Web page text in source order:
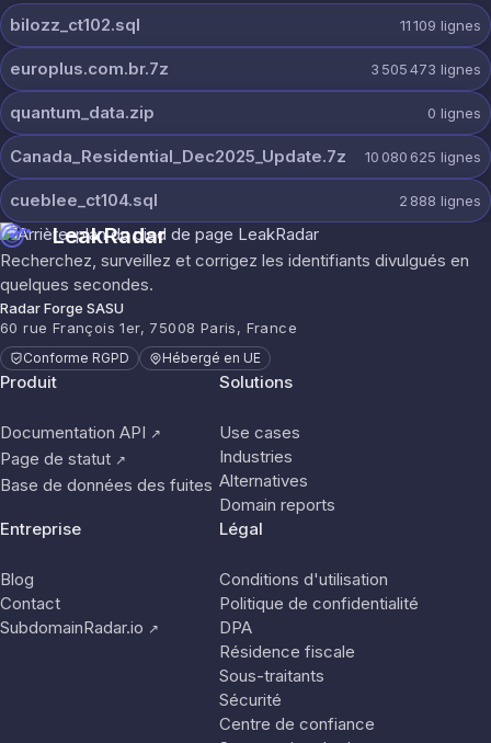
bilozz_ct102.sql 11 109 lignes
europlus.com.br.7z 3 505 473 lignes
quantum_data.zip 0 lignes
Canada_Residential_Dec2025_Update.7z 10 080 625 lignes
cueblee_ct104.sql 2 888 lignes
LeakRadar
Recherchez, surveillez et corrigez les identifiants divulgués en
quelques secondes.
Radar Forge SASU
60 rue François 1er, 75008 Paris, France
Conforme RGPD Hébergé en UE
Produit
Documentation API ↗
Page de statut ↗
Base de données des fuites
Solutions
Use cases
Industries
Alternatives
Domain reports
Entreprise
Blog
Contact
SubdomainRadar.io ↗
Légal
Conditions d'utilisation
Politique de confidentialité
DPA
Résidence fiscale
Sous-traitants
Sécurité
Centre de confiance